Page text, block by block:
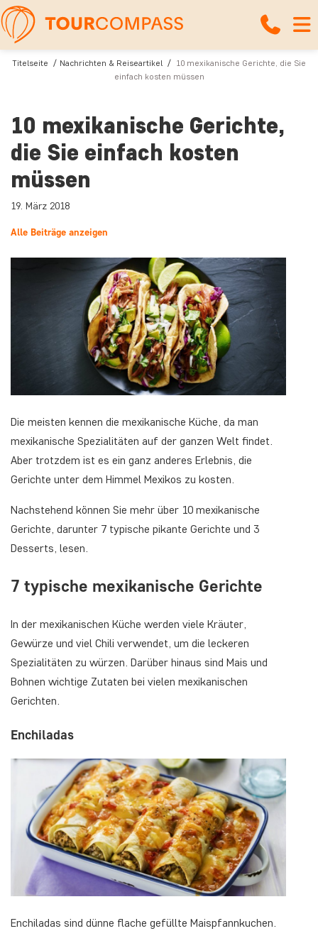
Titelseite Nachrichten & Reiseartikel
10 mexikanische Gerichte, die Sie
einfach kosten müssen
10 mexikanische Gerichte,
die Sie einfach kosten
müssen
19. März 2018
Alle Beiträge anzeigen
Die meisten kennen die mexikanische Küche, da man
mexikanische Spezialitäten auf der ganzen Welt findet.
Aber trotzdem ist es ein ganz anderes Erlebnis, die
Gerichte unter dem Himmel Mexikos zu kosten.
Nachstehend können Sie mehr über 10 mexikanische
Gerichte, darunter 7 typische pikante Gerichte und 3
Desserts, lesen.
7 typische mexikanische Gerichte
In der mexikanischen Küche werden viele Kräuter,
Gewürze und viel Chili verwendet, um die leckeren
Spezialitäten zu würzen. Darüber hinaus sind Mais und
Bohnen wichtige Zutaten bei vielen mexikanischen
Gerichten.
Enchiladas
Enchiladas sind dünne flache gefüllte Maispfannkuchen.